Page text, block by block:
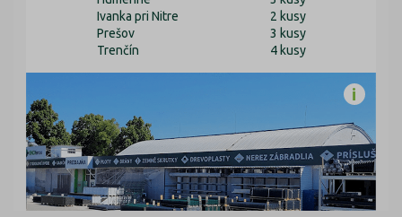
Ivanka pri Nitre
2 kusy
Prešov
3 kusy
Trenčín
4 kusy